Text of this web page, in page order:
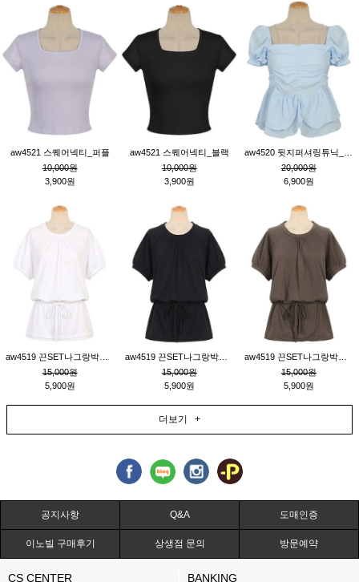
aw4521 스퀘어넥티_퍼플
10,000원
3,900원
aw4521 스퀘어넥티_블랙
10,000원
3,900원
20,000원
6,900원
15,000원
5,900원
15,000원
5,900원
15,000원
5,900원
더보기 +
공지사항 Q&A 도매인증
이노빌 구매후기 상생점 문의 방문예약
CS CENTER BANKING